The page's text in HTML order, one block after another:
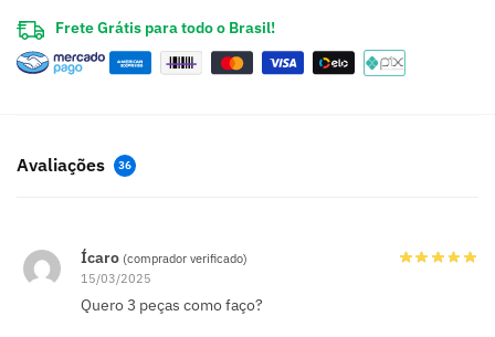
Frete Grátis para todo o Brasil!
Avaliações 36
Ícaro (comprador verificado)
15/03/2025
Quero 3 peças como faço?